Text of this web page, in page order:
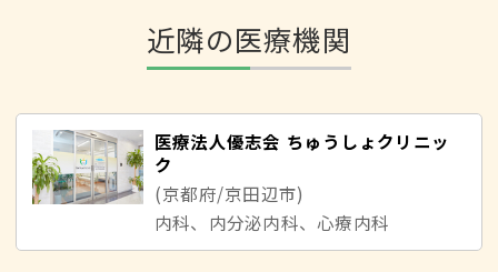
近隣の医療機関
医療法人優志会 ちゅうしょクリニッ
ク
(京都府/京田辺市)
内科、内分泌内科、心療内科